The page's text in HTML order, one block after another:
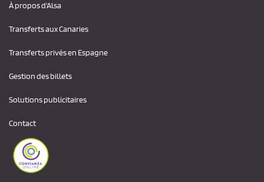
À propos d'Alsa
Transferts aux Canaries
Transferts privés en Espagne
Gestion des billets
Solutions publicitaires
Contact